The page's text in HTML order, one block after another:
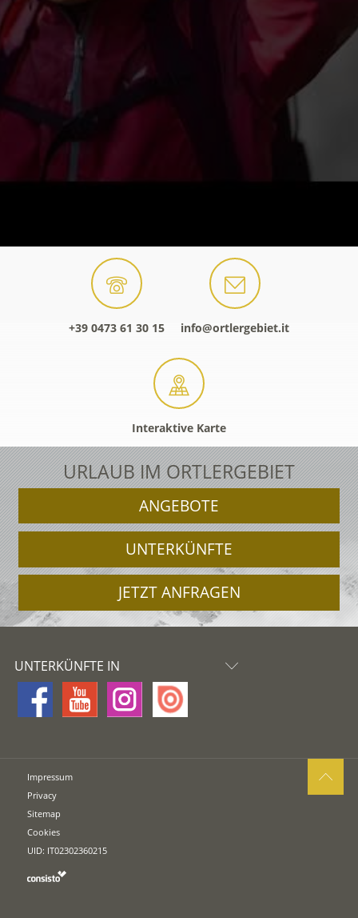
+39 0473 61 30 15 info@ortlergebiet.it
Interaktive Karte
URLAUB IM ORTLERGEBIET
ANGEBOTE
UNTERKÜNFTE
JETZT ANFRAGEN
UNTERKÜNFTE IN
Impressum
Privacy
Sitemap
Cookies
UID: IT02302360215